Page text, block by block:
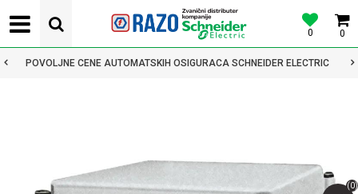
0
0
POVOLJNE CENE AUTOMATSKIH OSIGURACA SCHNEIDER ELECTRIC
(0)